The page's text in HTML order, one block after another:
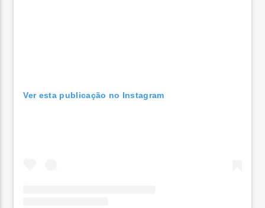
Ver esta publicação no Instagram